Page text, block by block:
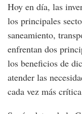
Hoy en día, las
los principales
saneamiento,
enfrentan dos
los beneficios de
atender las
cada vez más